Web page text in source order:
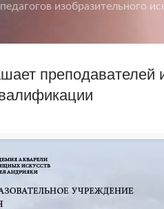
изобразительного
преподавателей